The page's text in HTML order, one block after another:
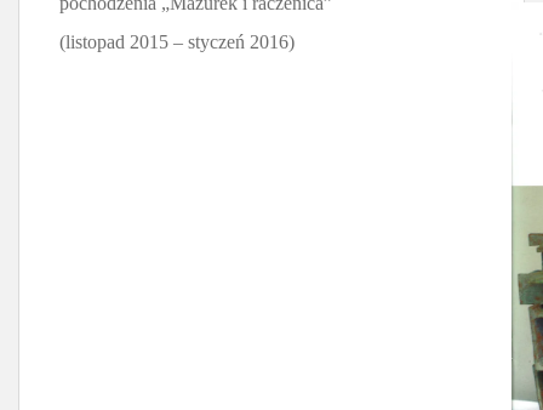
(listopad 2015 – styczeń 2016)